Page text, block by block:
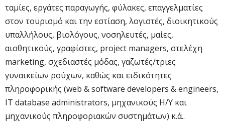
ταμίες, εργάτες παραγωγής, φύλακες, επαγγελματίες
στον τουρισμό και την εστίαση, λογιστές, διοικητικούς
υπαλλήλους, βιολόγους, νοσηλευτές, μαίες,
αισθητικούς, γραφίστες, project managers, στελέχη
marketing, σχεδιαστές μόδας, γαζωτές/τριες
γυναικείων ρούχων, καθώς και ειδικότητες
πληροφορικής (web & software developers & engineers,
IT database administrators, μηχανικούς Η/Υ και
μηχανικούς πληροφοριακών συστημάτων) κ.ά..